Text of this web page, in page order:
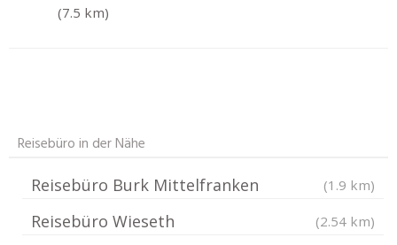
(7.5 km)
Reisebüro in der Nähe
Reisebüro Burk Mittelfranken (1.9 km)
Reisebüro Wieseth (2.54 km)